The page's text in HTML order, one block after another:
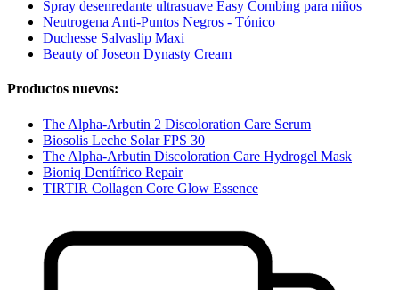
Spray desenredante ultrasuave Easy Combing para niños
Neutrogena Anti-Puntos Negros - Tónico
Duchesse Salvaslip Maxi
Beauty of Joseon Dynasty Cream
Productos nuevos:
The Alpha-Arbutin 2 Discoloration Care Serum
Biosolis Leche Solar FPS 30
The Alpha-Arbutin Discoloration Care Hydrogel Mask
Bioniq Dentífrico Repair
TIRTIR Collagen Core Glow Essence